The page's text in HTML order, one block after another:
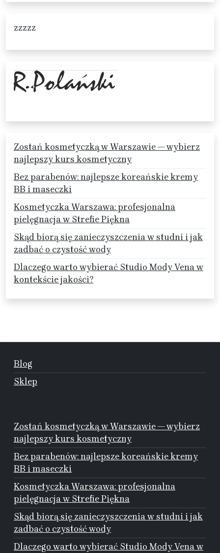
zzzzz
Zostań kosmetyczką w Warszawie — wybierz
najlepszy kurs kosmetyczny
Bez parabenów: najlepsze koreańskie kremy
BB i maseczki
Kosmetyczka Warszawa: profesjonalna
pielęgnacja w Strefie Piękna
Skąd biorą się zanieczyszczenia w studni i jak
zadbać o czystość wody
Dlaczego warto wybierać Studio Mody Vena w
kontekście jakości?
Blog
Sklep
Zostań kosmetyczką w Warszawie — wybierz
najlepszy kurs kosmetyczny
Bez parabenów: najlepsze koreańskie kremy
BB i maseczki
Kosmetyczka Warszawa: profesjonalna
pielęgnacja w Strefie Piękna
Skąd biorą się zanieczyszczenia w studni i jak
zadbać o czystość wody
Dlaczego warto wybierać Studio Mody Vena w